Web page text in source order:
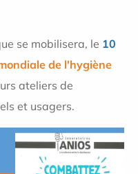
se mobilisera, le 10
de l'hygiène
ateliers de
et usagers.